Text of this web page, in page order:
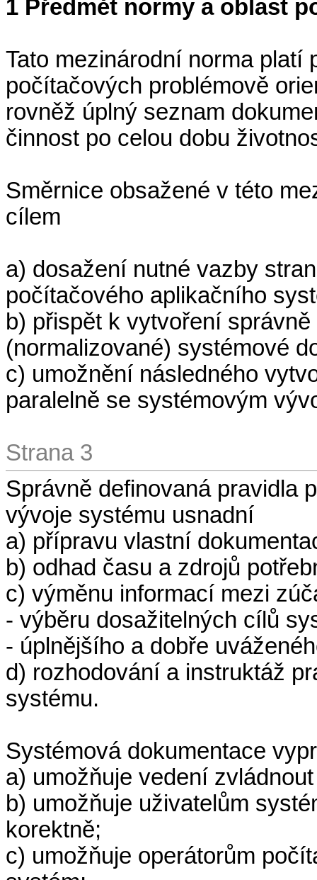
1 Předmět normy a oblast
Tato mezinárodní norma platí
počítačových problémově
rovněž úplný seznam
činnost po celou dobu
Směrnice obsažené v této
cílem
a) dosažení nutné vazby
počítačového aplikačního
b) přispět k vytvoření
(normalizované) systémové
c) umožnění následného
paralelně se systémovým
Strana 3
Správně definovaná pravidla
vývoje systému usnadní
a) přípravu vlastní
b) odhad času a zdrojů
c) výměnu informací mezi
- výběru dosažitelných cílů
- úplnějšího a dobře
d) rozhodování a instruktáž
systému.
Systémová dokumentace
a) umožňuje vedení
b) umožňuje uživatelům
korektně;
c) umožňuje operátorům